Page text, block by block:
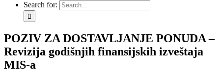
Search for:
POZIV ZA DOSTAVLJANJE PONUDA –
Revizija godišnjih finansijskih izveštaja
MIS-a